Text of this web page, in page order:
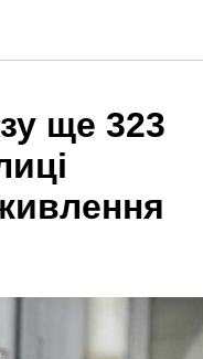
ще 323